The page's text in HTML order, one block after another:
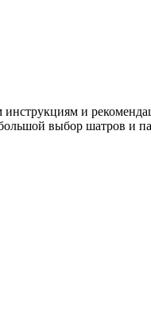
инструкциям и
выбор шатров и